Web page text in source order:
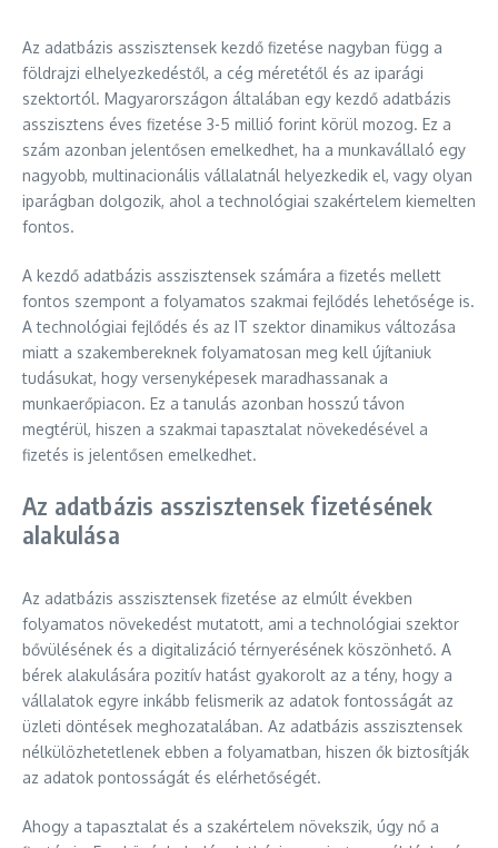
Az adatbázis asszisztensek kezdő fizetése nagyban függ a
földrajzi elhelyezkedéstől, a cég méretétől és az iparági
szektortól. Magyarországon általában egy kezdő adatbázis
asszisztens éves fizetése 3-5 millió forint körül mozog. Ez a
szám azonban jelentősen emelkedhet, ha a munkavállaló egy
nagyobb, multinacionális vállalatnál helyezkedik el, vagy olyan
iparágban dolgozik, ahol a technológiai szakértelem kiemelten
fontos.
A kezdő adatbázis asszisztensek számára a fizetés mellett
fontos szempont a folyamatos szakmai fejlődés lehetősége is.
A technológiai fejlődés és az IT szektor dinamikus változása
miatt a szakembereknek folyamatosan meg kell újítaniuk
tudásukat, hogy versenyképesek maradhassanak a
munkaerőpiacon. Ez a tanulás azonban hosszú távon
megtérül, hiszen a szakmai tapasztalat növekedésével a
fizetés is jelentősen emelkedhet.
Az adatbázis asszisztensek fizetésének
alakulása
Az adatbázis asszisztensek fizetése az elmúlt években
folyamatos növekedést mutatott, ami a technológiai szektor
bővülésének és a digitalizáció térnyerésének köszönhető. A
bérek alakulására pozitív hatást gyakorolt az a tény, hogy a
vállalatok egyre inkább felismerik az adatok fontosságát az
üzleti döntések meghozatalában. Az adatbázis asszisztensek
nélkülözhetetlenek ebben a folyamatban, hiszen ők biztosítják
az adatok pontosságát és elérhetőségét.
Ahogy a tapasztalat és a szakértelem növekszik, úgy nő a